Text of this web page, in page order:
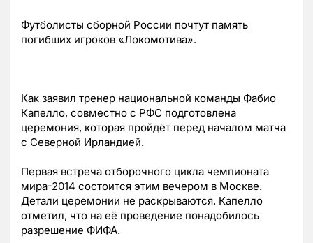
Футболисты сборной России почтут память
погибших игроков «Локомотива».
Как заявил тренер национальной команды Фабио
Капелло, совместно с РФС подготовлена
церемония, которая пройдёт перед началом матча
с Северной Ирландией.
Первая встреча отборочного цикла чемпионата
мира-2014 состоится этим вечером в Москве.
Детали церемонии не раскрываются. Капелло
отметил, что на её проведение понадобилось
разрешение ФИФА.